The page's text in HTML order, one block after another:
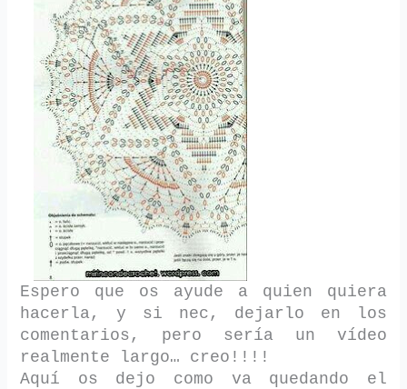
Espero que os ayude a quien quiera
hacerla, y si nec, dejarlo en los
comentarios, pero sería un vídeo
realmente largo… creo!!!!
Aquí os dejo como va quedando el